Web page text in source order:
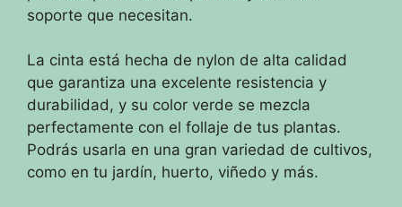
soporte que necesitan.
La cinta está hecha de nylon de alta calidad
que garantiza una excelente resistencia y
durabilidad, y su color verde se mezcla
perfectamente con el follaje de tus plantas.
Podrás usarla en una gran variedad de cultivos,
como en tu jardín, huerto, viñedo y más.